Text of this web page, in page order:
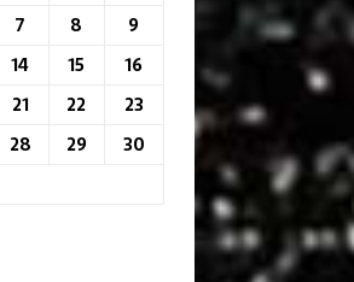
7 8
9
14 15
16
21 22
23
28 29
30